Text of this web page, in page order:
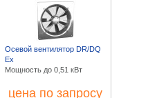
Осевой вентилятор DR/DQ
Ex
Мощность до 0,51 кВт
цена по запросу